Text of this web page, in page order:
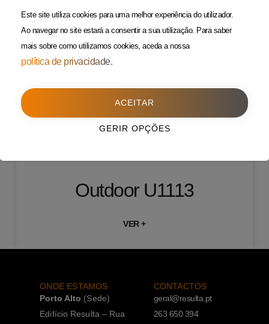
VER +
Outdoor U1113
VER +
ONDE ESTAMOS
Porto Alto (Sede)
Edifício Resulta – Rua
CONTACTOS
geral@resulta.pt
263 650 394
Este site utiliza cookies para uma melhor experiência do utilizador.
Ao navegar no site estará a consentir a sua utilização. Para saber
mais sobre como utilizamos cookies, aceda a nossa
política de privacidade.
ACEITAR
GERIR OPÇÕES